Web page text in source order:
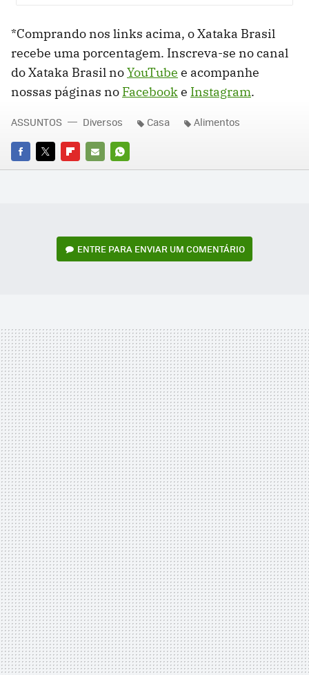
*Comprando nos links acima, o Xataka Brasil
recebe uma porcentagem. Inscreva-se no canal
do Xataka Brasil noYouTube e acompanhe
nossas páginas no Facebooke Instagram.
FACEBOOK
TWITTERFLIPBOARD
E-
WHATSAPP
ASSUNTOS Diversos Casa Alimentos
ENTRE PARA ENVIAR UM COMENTÁRIO